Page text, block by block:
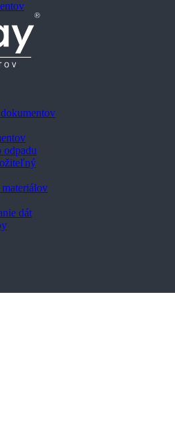
odpadu
dát
a
servis na